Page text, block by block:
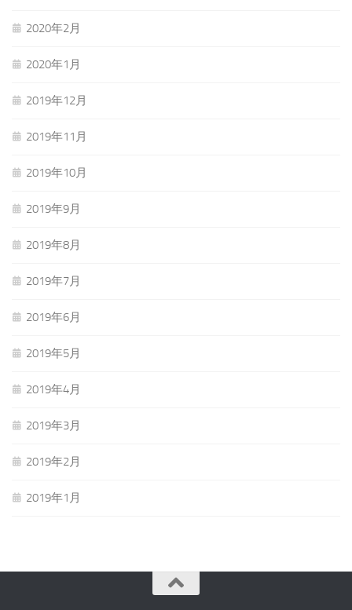
2020年2月
2020年1月
2019年12月
2019年11月
2019年10月
2019年9月
2019年8月
2019年7月
2019年6月
2019年5月
2019年4月
2019年3月
2019年2月
2019年1月